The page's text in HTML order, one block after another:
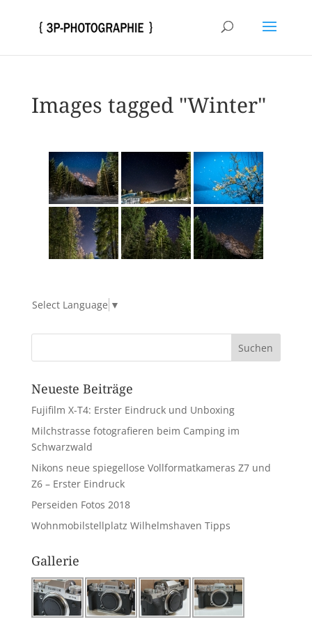
Images tagged "Winter"
Select Language ▼
Neueste Beiträge
Fujifilm X-T4: Erster Eindruck und Unboxing
Milchstrasse fotografieren beim Camping im
Schwarzwald
Nikons neue spiegellose Vollformatkameras Z7 und
Z6 – Erster Eindruck
Perseiden Fotos 2018
Wohnmobilstellplatz Wilhelmshaven Tipps
Gallerie